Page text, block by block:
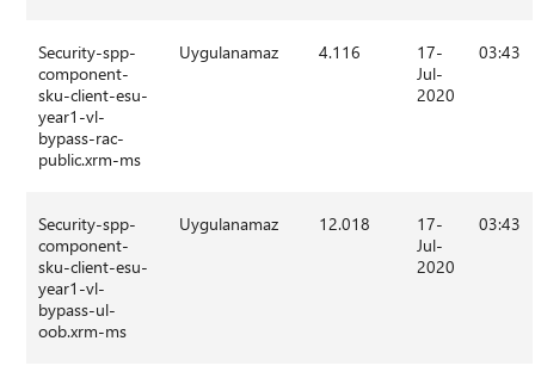
Security-spp-
component-
sku-client-esu-
year1-vl-
bypass-rac-
public.xrm-ms
Uygulanamaz 4.116
17-
Jul-
2020
03:43
Security-spp-
component-
sku-client-esu-
year1-vl-
bypass-ul-
oob.xrm-ms
Uygulanamaz 12.018
17-
Jul-
2020
03:43